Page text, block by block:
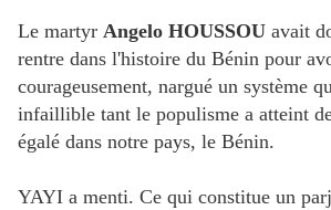
Le martyr Angelo HOUSSOU avait
rentre dans l'histoire du Bénin pour
courageusement, nargué un système
infaillible tant le populisme a atteint
égalé dans notre pays, le Bénin.
YAYI a menti. Ce qui constitue un